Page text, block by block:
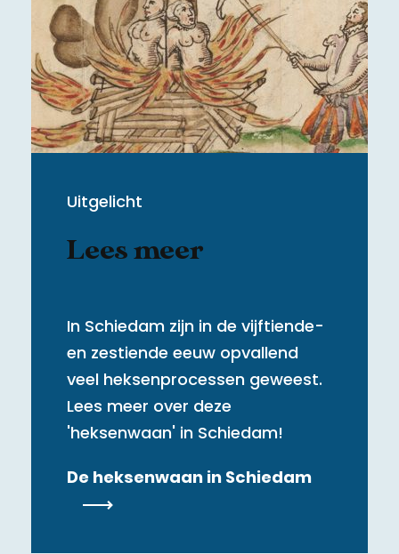
Lees meer
In Schiedam zijn in de vijftiende-
en zestiende eeuw opvallend
veel heksenprocessen geweest.
Lees meer over deze
'heksenwaan' in Schiedam!
Uitgelicht
De heksenwaan in Schiedam